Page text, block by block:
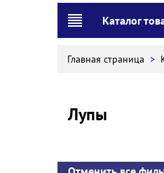
Каталог
Главная страница >
Лупы